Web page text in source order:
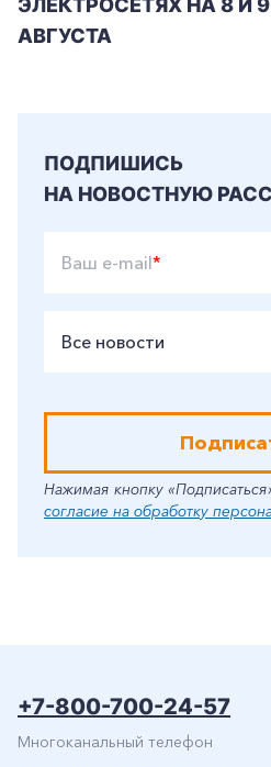
ЭЛЕКТРОСЕТЯХ НА 8 И 9
АВГУСТА
ПОДПИШИСЬ
НА НОВОСТНУЮ
Ваш e-mail*
Все новости
Нажимая кнопку
согласие на обработку
+7-800-700-24-57
Многоканальный телефон